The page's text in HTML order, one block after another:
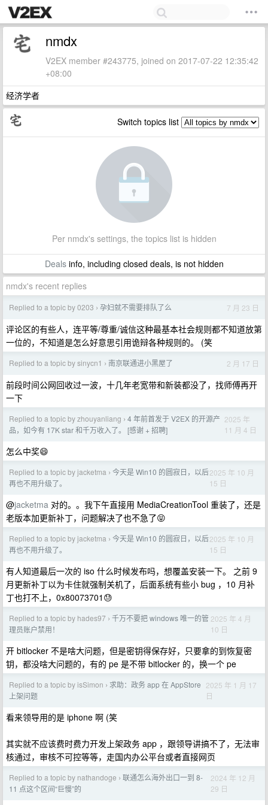
nmdx
V2EX member #243775, joined on 2017-07-22 12:35:42
+08:00
经济学者
Switch topics list
Per nmdx's settings, the topics list is hidden
Dealsinfo, including closed deals, is not hidden
nmdx's recent replies
Replied to a topic by 0203 › 孕妇就不需要排队了么 7 月 23 日
评论区的有些人，连平等/尊重/诚信这种最基本社会规则都不知道放第
一位的，不知道是怎么好意思引用诡辩各种规则的。 (笑
Replied to a topic by sinycn1 › 南京联通进小黑屋了 2 月 17 日
前段时间公网回收过一波，十几年老宽带和新装都没了，找师傅再开
一下
Replied to a topic by zhouyanliang › 4 年前首发于 V2EX 的开源产
品，如今有 17K star 和千万收入了。 [感谢 + 招聘]
2025 年
11 月 4 日
怎么中奖😄
Replied to a topic by jacketma › 今天是 Win10 的圆寂日，以后
再也不用升级了。
2025 年 10 月
15 日
@jacketma 对的。。我下午直接用 MediaCreationTool 重装了，还是
老版本加更新补丁，问题解决了也不急了😝
Replied to a topic by jacketma › 今天是 Win10 的圆寂日，以后
再也不用升级了。
2025 年 10 月
15 日
有人知道最后一次的 iso 什么时候发布吗，想覆盖安装一下。 之前 9
月更新补丁以为卡住就强制关机了，后面系统有些小 bug ，10 月补
丁也打不上，0x80073701😓
Replied to a topic by hades97 › 千万不要把 windows 唯一的管
理员账户禁用！
2025 年 4 月
10 日
开 bitlocker 不是啥大问题，但是密钥得保存好，只要拿的到恢复密
钥，都没啥大问题的，有的 pe 是不带 bitlocker 的，换一个 pe
Replied to a topic by isSimon › 求助：政务 app 在 AppStore
上架问题
2025 年 1 月 17
日
看来领导用的是 iphone 啊 (笑
其实就不应该费时费力开发上架政务 app ，跟领导讲搞不了，无法审
核通过，审核不可控等等，走国内办公平台或者直接网页
Replied to a topic by nathandoge › 联通怎么海外出口一到 8-
11 点这个区间“巨慢”的
2024 年 12 月
29 日